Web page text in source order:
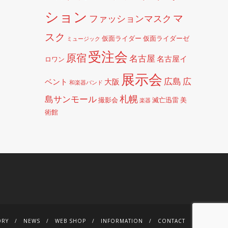
ション ファッションマスク マ
スク
ミュージック 仮面ライダー 仮面ライダーゼ
ロワン 原宿受注会名古屋 名古屋イ
ベント 和楽器バンド 大阪 展示会 広島 広
島サンモール撮影会 札幌 楽器 滅亡迅雷美
術館
NEWS WEB SHOP INFORMATION CONTACT